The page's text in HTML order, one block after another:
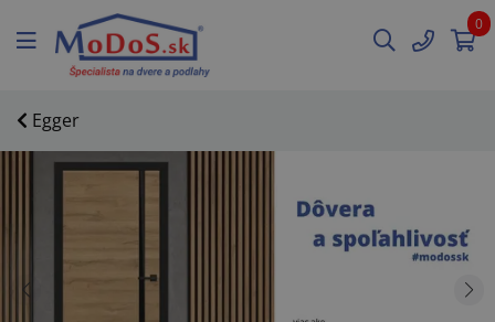
0
Egger